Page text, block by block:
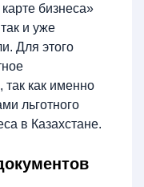
бизнеса»
и уже
Для этого
как именно
льготного
в Казахстане.